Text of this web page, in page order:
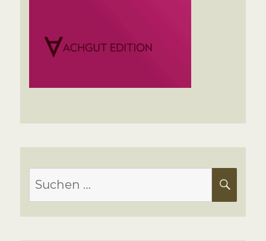
Suchen
nach: